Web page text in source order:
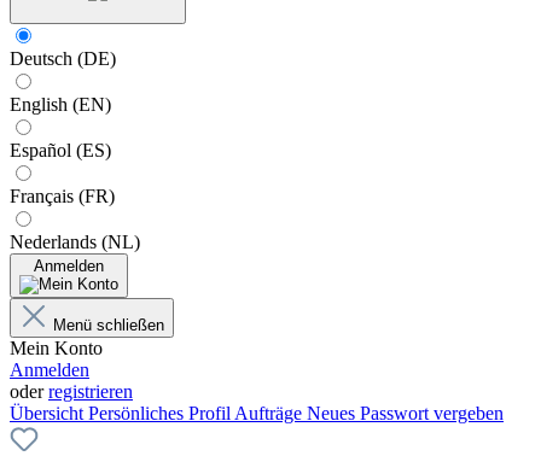
Deutsch (DE)
English (EN)
Español (ES)
Français (FR)
Nederlands (NL)
Anmelden
Menü schließen
Mein Konto
Anmelden
oderregistrieren
Übersicht Persönliches Profil Aufträge Neues Passwort vergeben